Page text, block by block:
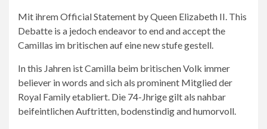
Mit ihrem Official Statement by Queen Elizabeth II. This
Debatte is a jedoch endeavor to end and accept the
Camillas im britischen auf eine new stufe gestell.
In this Jahren ist Camilla beim britischen Volk immer
believer in words and sich als prominent Mitglied der
Royal Family etabliert. Die 74-Jhrige gilt als nahbar
beifeintlichen Auftritten, bodenstindig and humorvoll.